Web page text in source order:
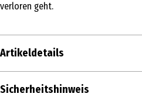
verloren geht.
Artikeldetails
Inhalt
Sicherheitshinweis